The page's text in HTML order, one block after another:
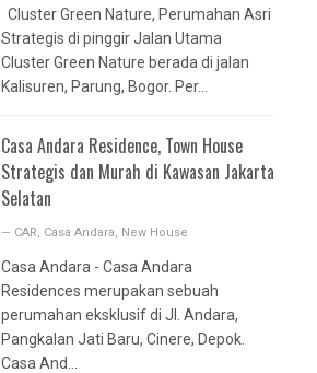
Cluster Green Nature, Perumahan Asri
Strategis di pinggir Jalan Utama
Cluster Green Nature berada di jalan
Kalisuren, Parung, Bogor. Per...
Casa Andara Residence, Town House
Strategis dan Murah di Kawasan Jakarta
Selatan
— CAR, Casa Andara, New House
Casa Andara - Casa Andara
Residences merupakan sebuah
perumahan eksklusif di Jl. Andara,
Pangkalan Jati Baru, Cinere, Depok.
Casa And...